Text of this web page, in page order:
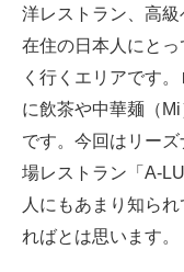
洋レストラン、高
在住の日本人にと
く行くエリアです
に飲茶や中華麺（
です。今回はリー
場レストラン「A-
人にもあまり知ら
ればとは思います。